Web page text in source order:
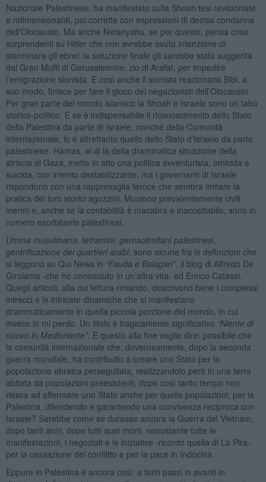
Nazionale Palestinese, ha manifestato sulla Shoah tesi revisioniste
e ridimensionanti, poi corrette con espressioni di decisa condanna
dell’Olocausto. Ma anche Netanyahu, se per questo, pensa cose
sorprendenti su Hitler che non avrebbe avuto intenzione di
sterminare gli ebrei: la soluzione finale gli sarebbe stata suggerita
dal Gran Mufti di Gerusalemme, zio di Arafat, per impedire
l’emigrazione sionista. E così anche il sionista reazionario Bibi, a
suo modo, finisce per fare il gioco dei negazionisti dell’Olocausto.
Per gran parte del mondo islamico la Shoah e Israele sono un tabù
storico-politico. E se è indispensabile il riconoscimento dello Stato
della Palestina da parte di Israele, nonché della Comunità
internazionale, lo è altrettanto quello dello Stato d’Israele da parte
palestinese. Hamas, al di là della drammatica situazione della
striscia di Gaza, mette in atto una politica avventurista, omicida e
suicida, con intento destabilizzante, ma i governanti di Israele
rispondono con una rappresaglia feroce che sembra imitare la
pratica dei loro storici aguzzini. Muoiono prevalentemente civili
inermi e, anche se la contabilità è macabra e inaccettabile, sono in
numero esorbitante palestinesi.
Umma musulmana tetramini, gerosolimitani palestinesi,
gentrificazione dei quartieri arabi, sono alcune fra le definizioni che
si leggono su Qui News in “Fauda e Balagan”, il blog di Alfredo De
Girolamo -che ho conosciuto in un’altra vita- ed Enrico Catassi.
Quegli articoli, alla cui lettura rimando, descrivono bene i complessi
intrecci e le intricate dinamiche che si manifestano
drammaticamente in quella piccola porzione del mondo, in cui
invece io mi perdo. Un titolo è tragicamente significativo “Niente di
nuovo in Medioriente”. E questo alla fine voglio dire: possibile che
la comunità internazionale che, doverosamente, dopo la seconda
guerra mondiale, ha contribuito a creare uno Stato per la
popolazione ebraica perseguitata, realizzandolo però in una terra
abitata da popolazioni preesistenti, dopo così tanto tempo non
riesca ad affermare uno Stato anche per quelle popolazioni, per la
Palestina, difendendo e garantendo una convivenza reciproca con
Israele? Sarebbe come se durasse ancora la Guerra del Vietnam,
dopo tanti anni, dopo tutti quei morti, nonostante tutte le
manifestazioni, i negoziati e le iniziative -ricordo quella di La Pira-
per la cessazione del conflitto e per la pace in Indocina.
Eppure in Palestina è ancora così: a tanti passi in avanti in